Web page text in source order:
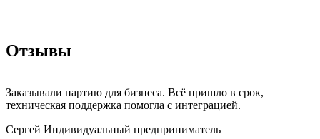
Отзывы
Заказывали партию для бизнеса. Всё пришло в срок,
техническая поддержка помогла с интеграцией.
Сергей Индивидуальный предприниматель